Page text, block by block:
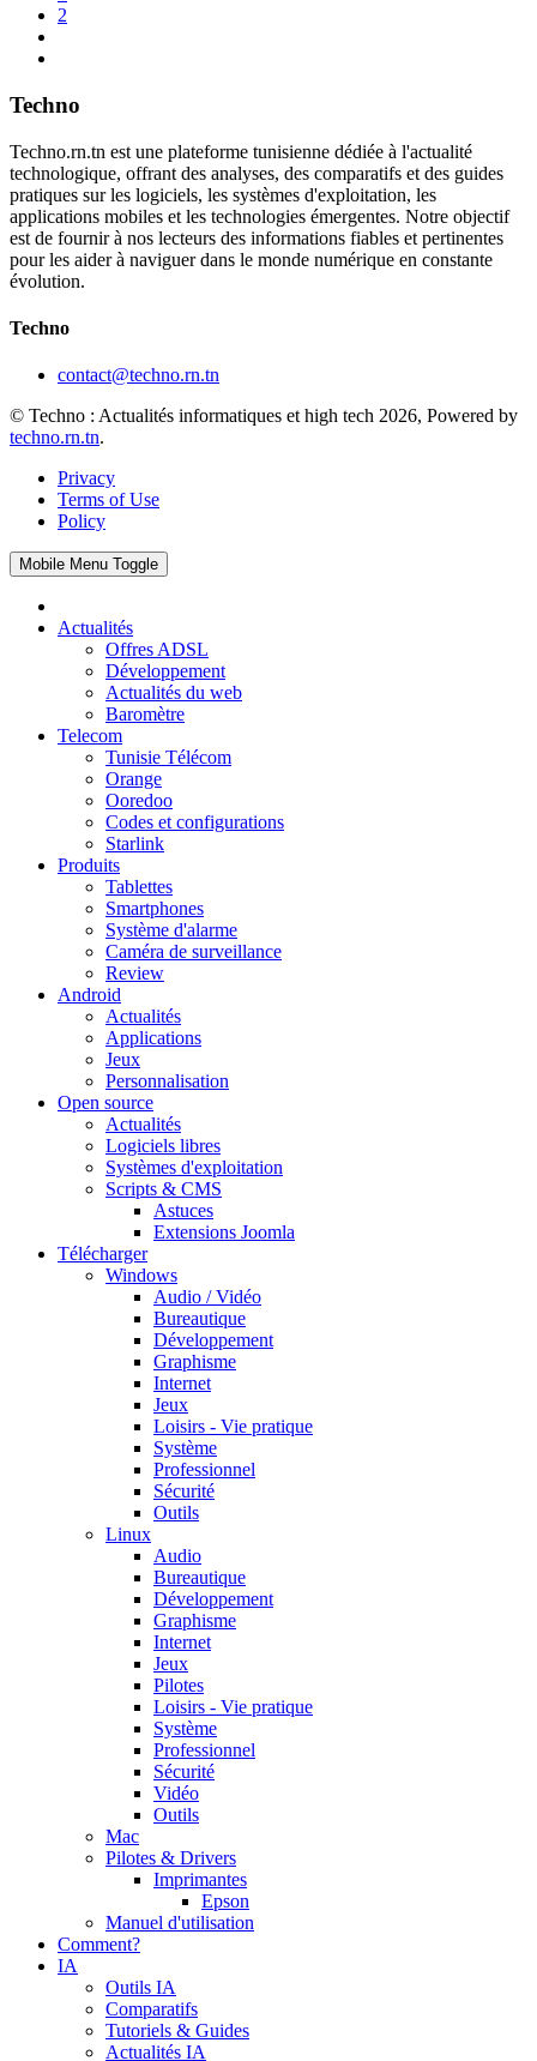
2
Techno
Techno.rn.tn est une plateforme tunisienne dédiée à l'actualité
technologique, offrant des analyses, des comparatifs et des guides
pratiques sur les logiciels, les systèmes d'exploitation, les
applications mobiles et les technologies émergentes. Notre objectif
est de fournir à nos lecteurs des informations fiables et pertinentes
pour les aider à naviguer dans le monde numérique en constante
évolution.
Techno
contact@techno.rn.tn
© Techno : Actualités informatiques et high tech 2026, Powered by
techno.rn.tn.
Privacy
Terms of Use
Policy
Mobile Menu Toggle
Actualités
Offres ADSL
Développement
Actualités du web
Baromètre
Telecom
Tunisie Télécom
Orange
Ooredoo
Codes et configurations
Starlink
Produits
Tablettes
Smartphones
Système d'alarme
Caméra de surveillance
Review
Android
Actualités
Applications
Jeux
Personnalisation
Open source
Actualités
Logiciels libres
Systèmes d'exploitation
Scripts & CMS
Astuces
Extensions Joomla
Télécharger
Windows
Audio / Vidéo
Bureautique
Développement
Graphisme
Internet
Jeux
Loisirs - Vie pratique
Système
Professionnel
Sécurité
Outils
Linux
Audio
Bureautique
Développement
Graphisme
Internet
Jeux
Pilotes
Loisirs - Vie pratique
Système
Professionnel
Sécurité
Vidéo
Outils
Mac
Pilotes & Drivers
Imprimantes
Epson
Manuel d'utilisation
Comment?
IA
Outils IA
Comparatifs
Tutoriels & Guides
Actualités IA